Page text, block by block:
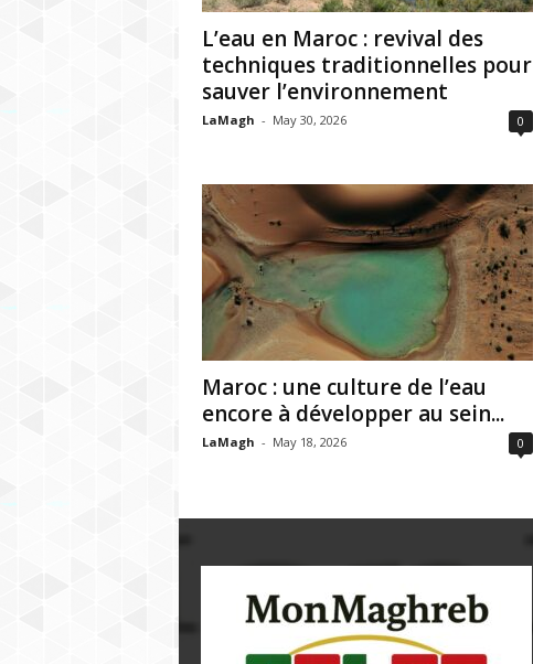
h
e
L’eau en Maroc : revival des
techniques traditionnelles pour
sauver l’environnement
LaMagh - May 30, 2026 0
Maroc : une culture de l’eau
encore à développer au sein...
LaMagh - May 18, 2026 0